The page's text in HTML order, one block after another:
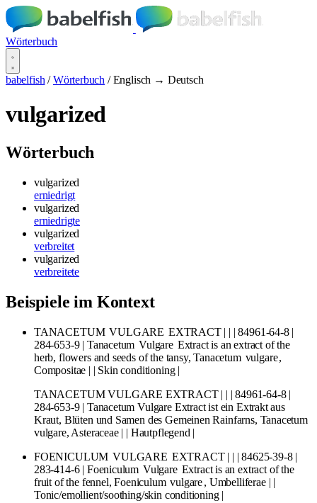
Wörterbuch
babelfish / Wörterbuch / Englisch → Deutsch
vulgarized
Wörterbuch
vulgarized
erniedrigt
vulgarized
erniedrigte
vulgarized
verbreitet
vulgarized
verbreitete
Beispiele im Kontext
TANACETUM VULGARE EXTRACT | | | 84961-64-8 |
284-653-9 | Tanacetum Vulgare Extract is an extract of the
herb, flowers and seeds of the tansy, Tanacetum vulgare,
Compositae | | Skin conditioning |
TANACETUM VULGARE EXTRACT | | | 84961-64-8 |
284-653-9 | Tanacetum Vulgare Extract ist ein Extrakt aus
Kraut, Blüten und Samen des Gemeinen Rainfarns, Tanacetum
vulgare, Asteraceae | | Hautpflegend |
FOENICULUM VULGARE EXTRACT | | | 84625-39-8 |
283-414-6 | Foeniculum Vulgare Extract is an extract of the
fruit of the fennel, Foeniculum vulgare, Umbelliferae | |
Tonic/emollient/soothing/skin conditioning |